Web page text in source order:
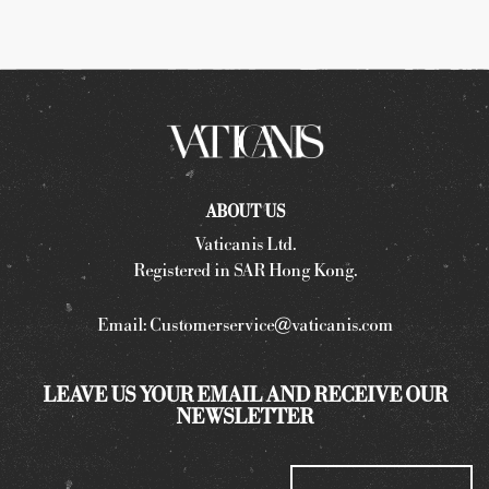
ABOUT US
Vaticanis Ltd.
Registered in SAR Hong Kong.
Email:Customerservice@vaticanis.com
LEAVE US YOUR EMAIL AND RECEIVE OUR
NEWSLETTER